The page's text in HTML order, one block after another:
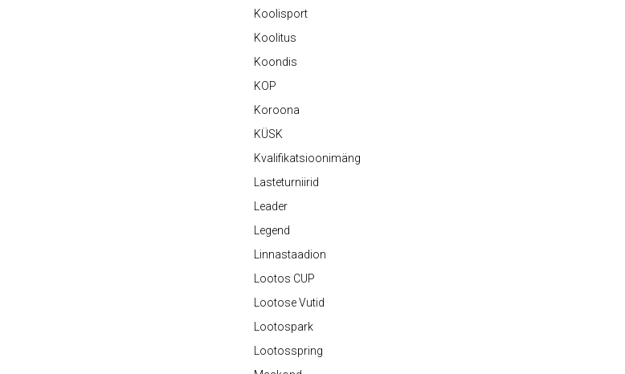
Koolisport
Koolitus
Koondis
KOP
Koroona
KÜSK
Kvalifikatsioonimäng
Lasteturniirid
Leader
Legend
Linnastaadion
Lootos CUP
Lootose Vutid
Lootospark
Lootosspring